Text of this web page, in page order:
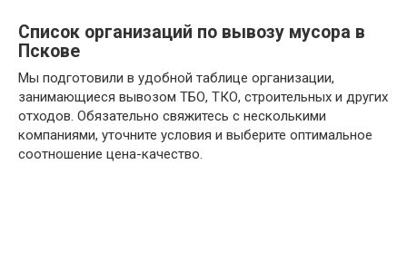
Список организаций по вывозу мусора в
Пскове
Мы подготовили в удобной таблице организации,
занимающиеся вывозом ТБО, ТКО, строительных и других
отходов. Обязательно свяжитесь с несколькими
компаниями, уточните условия и выберите оптимальное
соотношение цена-качество.